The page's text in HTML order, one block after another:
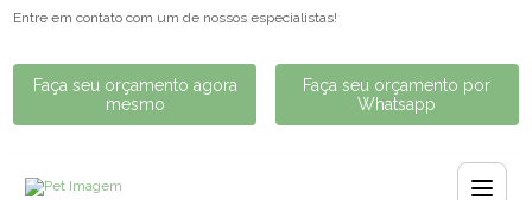
Entre em contato com um de nossos especialistas!
Faça seu orçamento agora
mesmo
Faça seu orçamento por
Whatsapp